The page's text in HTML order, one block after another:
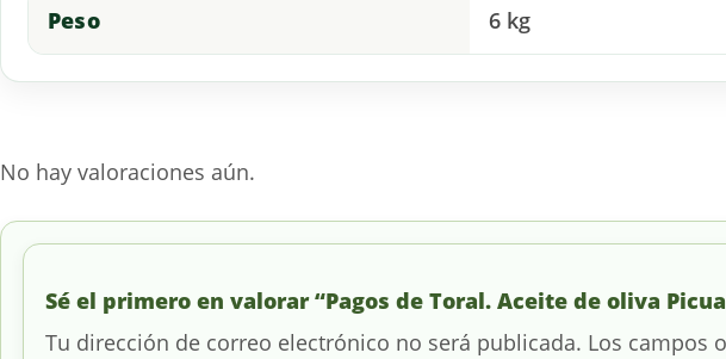
Peso 6 kg
No hay valoraciones aún.
Sé el primero en valorar “Pagos de Toral. Aceite de oliva
Tu dirección de correo electrónico no será publicada. Los campos